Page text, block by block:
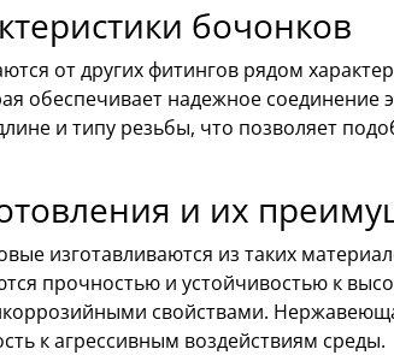
бочонков
от других фитингов рядом
обеспечивает надежное соединение
и типу резьбы, что позволяет
и их
изготавливаются из таких
прочностью и устойчивостью к
свойствами.
к агрессивным воздействиям среды.